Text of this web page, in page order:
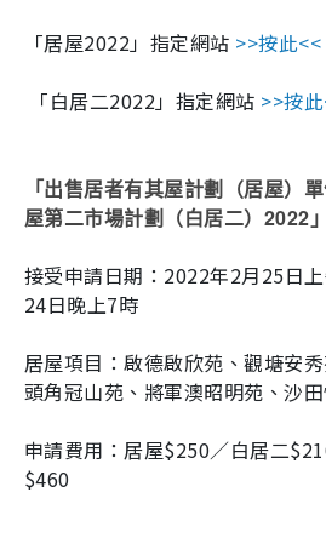
「居屋2022」指定網站 >>按此<<
「白居二2022」指定網站 >>按
「出售居者有其屋計劃（居屋）
屋第二市場計劃（白居二） 2022 」
接受申請日期：2022年2月25日
24日晚上7時
居屋項目：啟德啟欣苑、觀塘安
頭角冠山苑、將軍澳昭明苑、沙
申請費用：居屋$250／白居二
$460